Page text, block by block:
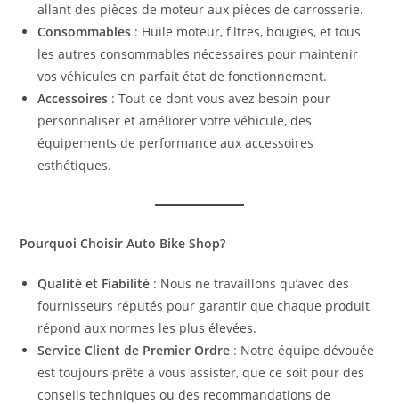
allant des pièces de moteur aux pièces de carrosserie.
Consommables : Huile moteur, filtres, bougies, et tous
les autres consommables nécessaires pour maintenir
vos véhicules en parfait état de fonctionnement.
Accessoires : Tout ce dont vous avez besoin pour
personnaliser et améliorer votre véhicule, des
équipements de performance aux accessoires
esthétiques.
Pourquoi Choisir Auto Bike Shop?
Qualité et Fiabilité : Nous ne travaillons qu’avec des
fournisseurs réputés pour garantir que chaque produit
répond aux normes les plus élevées.
Service Client de Premier Ordre : Notre équipe dévouée
est toujours prête à vous assister, que ce soit pour des
conseils techniques ou des recommandations de